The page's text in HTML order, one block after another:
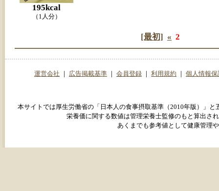
195kcal
（1人分）
[最初] « 2
運営会社 ｜ 広告掲載基準 ｜ 会員登録 ｜ 利用規約 ｜ 個人情報保
本サイトでは厚生労働省の「日本人の食事摂取基準（2010年版）」
栄養価に関する数値は管理栄養士監修のもと算出さ
あくまでも参考値として健康管理